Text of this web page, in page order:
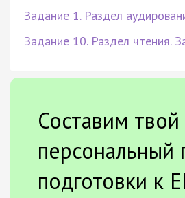
Задание 1. Раздел
Задание 10. Раздел чтения.
Составим твой
персональный
подготовки к